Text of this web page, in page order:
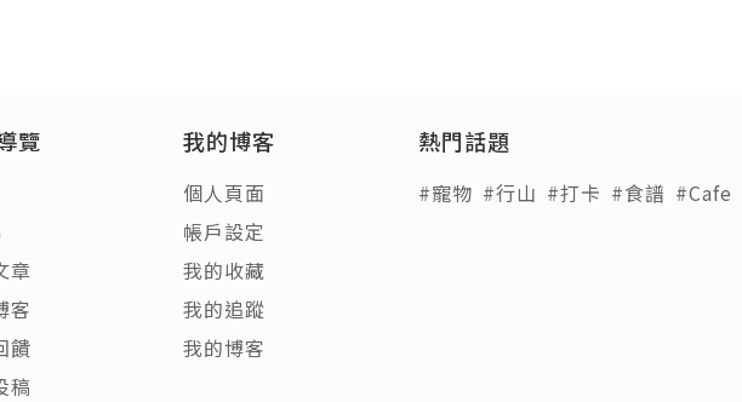
覽
章
客
饋
稿
我的博客
個人頁面
帳戶設定
我的收藏
我的追蹤
我的博客
熱門話題
#寵物 #行山 #打卡 #食譜 #Cafe